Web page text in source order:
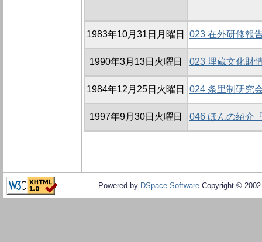
1983年10月31日月曜日 023 在外研修報
1990年3月13日火曜日 023 埋蔵文化財
1984年12月25日火曜日 024 条里制研究
1997年9月30日火曜日 046 ほんの紹介
Powered by DSpace Software Copyright ©